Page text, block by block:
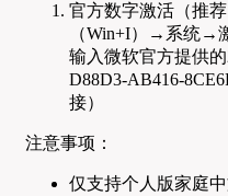
官方数字激活（推
（Win+I）→系统→
输入微软官方提供
D88D3-AB416-
接）
注意事项：
仅支持个人版家庭